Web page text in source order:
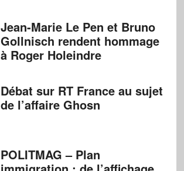
Jean-Marie Le Pen et Bruno
Gollnisch rendent hommage
à Roger Holeindre
Débat sur RT France au sujet
de l’affaire Ghosn
POLITMAG – Plan